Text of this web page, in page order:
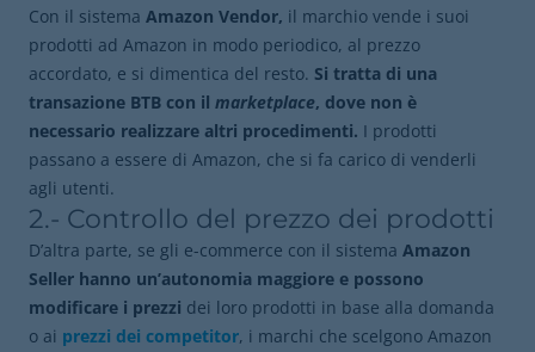
Con il sistema Amazon Vendor, il marchio vende i suoi
prodotti ad Amazon in modo periodico, al prezzo
accordato, e si dimentica del resto. Si tratta di una
transazione BTB con il marketplace, dove non è
necessario realizzare altri procedimenti. I prodotti
passano a essere di Amazon, che si fa carico di venderli
agli utenti.
2.- Controllo del prezzo dei prodotti
D’altra parte, se gli e-commerce con il sistema Amazon
Seller hanno un’autonomia maggiore e possono
modificare i prezzi dei loro prodotti in base alla domanda
o ai prezzi dei competitor, i marchi che scelgono Amazon